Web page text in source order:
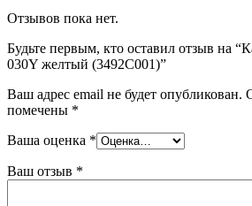
Отзывов пока нет.
Будьте первым, кто оставил отзыв на
030Y желтый (3492C001)”
Ваш адрес email не будет опубликован.
помечены *
Ваша оценка *
Ваш отзыв *